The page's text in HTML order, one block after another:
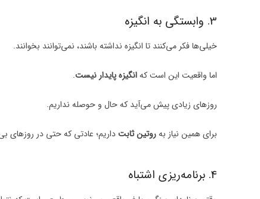
3. وابستگی به انگیزه
خیلی‌ها فکر می‌کنند تا انگیزه نداشته باشند، نمی‌توانند بخوانند.
اما واقعیت این است کهانگیزه پایدار نیست.
روزهای زیادی پیش می‌آید که حال و حوصله نداریم.
برای همین نیاز بهروتین ثابتداریم؛ عادتی که حتی در روزهای
4. برنامه‌ریزی اشتباه